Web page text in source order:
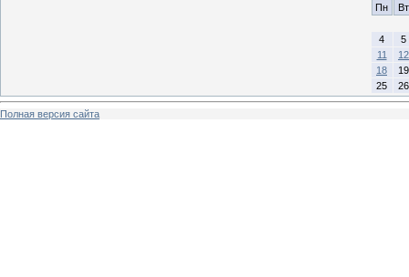
Пн
Вт
4
5
11
12
18
19
25
26
Полная версия сайта